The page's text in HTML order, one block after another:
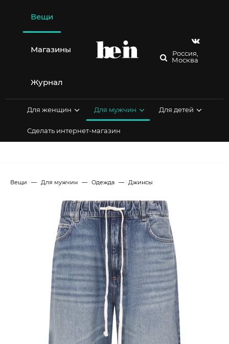
содержимому
Вещи
Магазины
Журнал
Россия,
Москва
Для женщин Для мужчин Для детей
Сделать интернет-магазин
Вещи Для мужчин Одежда Джинсы